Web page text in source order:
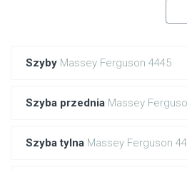
Szyby Massey Ferguson 4445
Szyba przednia Massey
Szyba tylna Massey Ferguson